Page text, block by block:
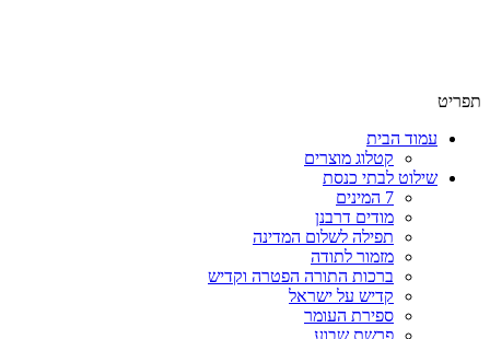
תפריט
עמוד הבית
קטלוג מוצרים
שילוט לבתי כנסת
7 המינים
מודים דרבנן
תפילה לשלום המדינה
מזמור לתודה
ברכות התורה הפטרה וקדיש
קדיש על ישראל
ספירת העומר
פרשת שבוע